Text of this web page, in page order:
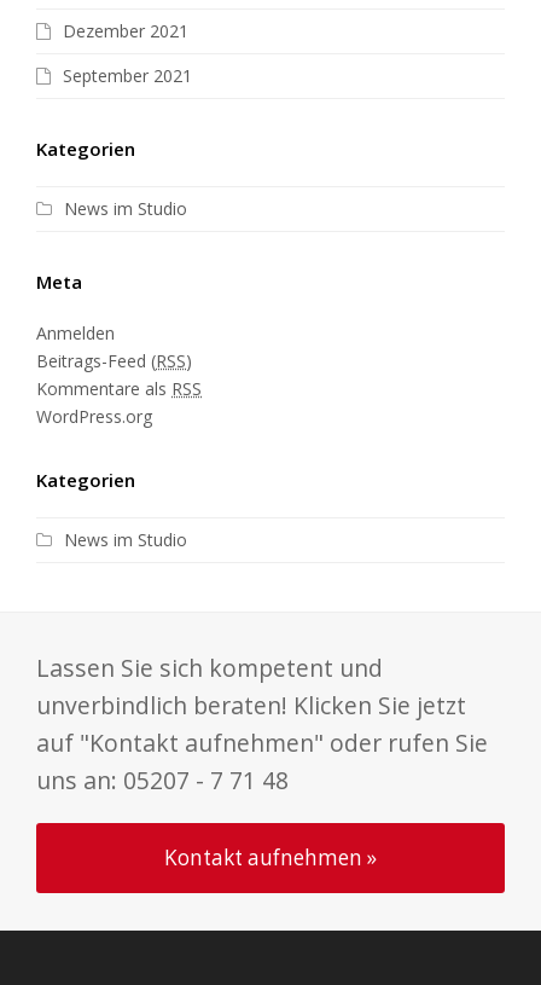
Dezember 2021
September 2021
Kategorien
News im Studio
Meta
Anmelden
Beitrags-Feed (RSS)
Kommentare als RSS
WordPress.org
Kategorien
News im Studio
Lassen Sie sich kompetent und
unverbindlich beraten! Klicken Sie jetzt
auf "Kontakt aufnehmen" oder rufen Sie
uns an: 05207 - 7 71 48
Kontakt aufnehmen »